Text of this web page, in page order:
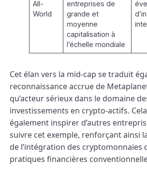
All-
World
entreprises de
grande et
moyenne
capitalisation à
l’échelle mondiale
Cet élan vers la mid-cap se traduit
reconnaissance accrue de
qu’acteur sérieux dans le domaine
investissements en crypto-actifs.
également inspirer d’autres
suivre cet exemple, renforçant ainsi
de l’intégration des cryptomonnaies
pratiques financières